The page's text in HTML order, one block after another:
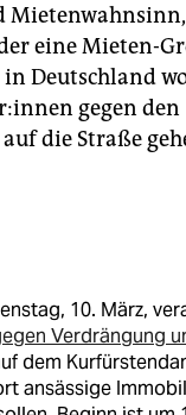
eine Mieten-
in Deutschland
gegen den
die Straße
10. März,
Verdrängung
dem
ansässige